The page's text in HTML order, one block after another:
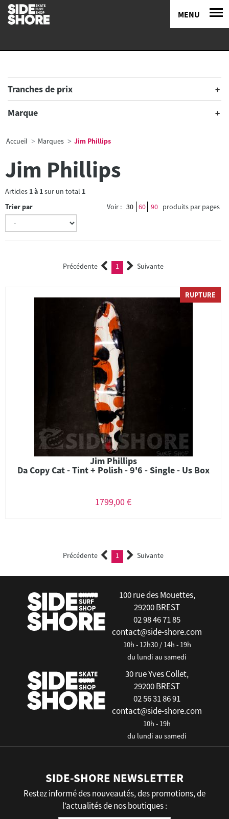
MENU
Tranches de prix
Marque
Accueil Marques Jim Phillips
Jim Phillips
Articles 1à 1sur un total 1
Trier par
Voir : 30 60 90 produits par pages
Précédente 1 (current)Suivante
RUPTURE
Jim Phillips
Da Copy Cat - Tint + Polish - 9'6 - Single - Us Box
1799,00 €
Précédente 1 (current)Suivante
100 rue des Mouettes,
29200 BREST
02 98 46 71 85
contact@side-shore.com
10h - 12h30 / 14h - 19h
du lundi au samedi
30 rue Yves Collet,
29200 BREST
02 56 31 86 91
contact@side-shore.com
10h - 19h
du lundi au samedi
SIDE-SHORE NEWSLETTER
Restez informé des nouveautés, des promotions, de
l’actualités de nos boutiques :